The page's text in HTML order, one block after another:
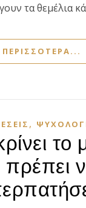
τα θεμέλια
ΠΕΡΙΣΣΌΤΕΡΑ...
,
το